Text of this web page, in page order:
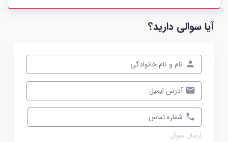
آیا سوالی دارید؟
ارسال سوال